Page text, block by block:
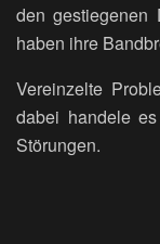
den gestiegenen
haben ihre
Vereinzelte
dabei handele
Störungen.